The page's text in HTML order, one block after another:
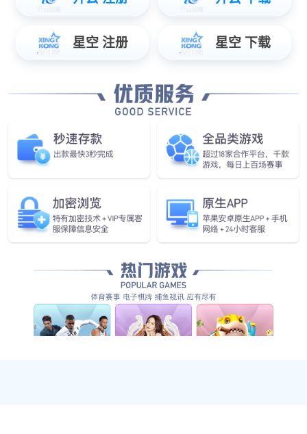
下一页
准备好突破增长瓶颈，开启智能制造了吗？
了解我们的机器人如何帮助您的业务增长
产品中心
关注我们